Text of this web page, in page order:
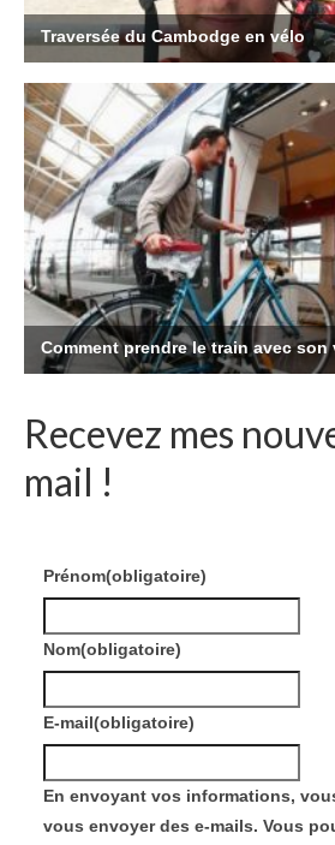
Recevez mes
mail !
Prénom(obligatoire)
Nom(obligatoire)
E-mail(obligatoire)
En envoyant vos informations,
vous envoyer des e-mails. Vous